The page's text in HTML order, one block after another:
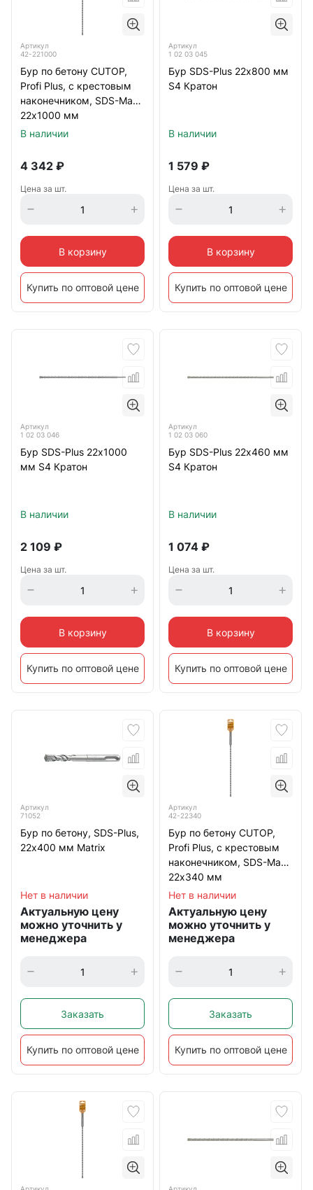
Артикул
42-221000
Бур по бетону CUTOP,
Profi Plus, с крестовым
наконечником, SDS-Max,
22х1000 мм
В наличии
4 342 ₽
Цена за шт.
В корзину
Купить по оптовой цене
Артикул
1 02 03 045
Бур SDS-Plus 22х800 мм
S4 Кратон
В наличии
1 579 ₽
Цена за шт.
В корзину
Купить по оптовой цене
Артикул
1 02 03 046
Бур SDS-Plus 22х1000
мм S4 Кратон
В наличии
2 109 ₽
Цена за шт.
В корзину
Купить по оптовой цене
Артикул
1 02 03 060
Бур SDS-Plus 22х460 мм
S4 Кратон
В наличии
1 074 ₽
Цена за шт.
В корзину
Купить по оптовой цене
Артикул
71052
Бур по бетону, SDS-Plus,
22х400 мм Matrix
Нет в наличии
Актуальную цену
можно уточнить у
менеджера
Заказать
Купить по оптовой цене
Артикул
42-22340
Бур по бетону CUTOP,
Profi Plus, с крестовым
наконечником, SDS-Max,
22х340 мм
Нет в наличии
Актуальную цену
можно уточнить у
менеджера
Заказать
Купить по оптовой цене